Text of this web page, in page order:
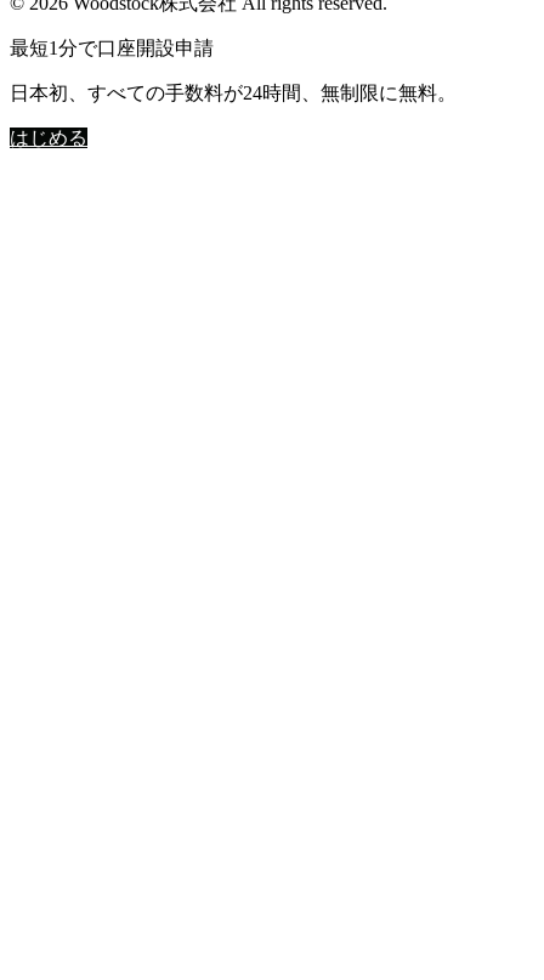
最短1分で口座開設申請
日本初、すべての手数料が24時間、無制限に無料。
はじめる